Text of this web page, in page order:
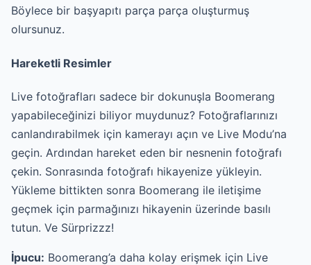
Böylece bir başyapıtı parça parça oluşturmuş
olursunuz.
Hareketli Resimler
Live fotoğrafları sadece bir dokunuşla Boomerang
yapabileceğinizi biliyor muydunuz? Fotoğraflarınızı
canlandırabilmek için kamerayı açın ve Live Modu’na
geçin. Ardından hareket eden bir nesnenin fotoğrafı
çekin. Sonrasında fotoğrafı hikayenize yükleyin.
Yükleme bittikten sonra Boomerang ile iletişime
geçmek için parmağınızı hikayenin üzerinde basılı
tutun. Ve Sürprizzz!
İpucu: Boomerang’a daha kolay erişmek için Live